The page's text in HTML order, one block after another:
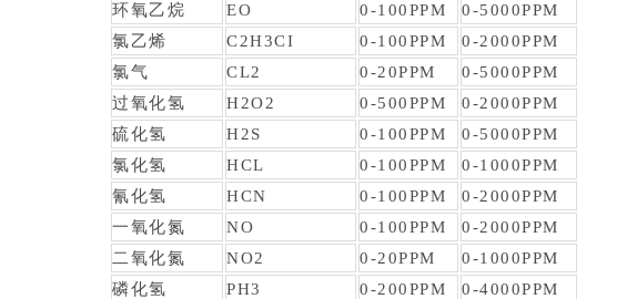
环氧乙烷
EO 0-100PPM
0-5000PPM
氯乙烯
C2H3CI 0-100PPM
0-2000PPM
氯气
CL2 0-20PPM
0-5000PPM
过氧化氢
H2O2 0-500PPM
0-2000PPM
硫化氢
H2S 0-100PPM
0-5000PPM
氯化氢
HCL 0-100PPM
0-1000PPM
氰化氢
HCN 0-100PPM
0-2000PPM
一氧化氮
NO 0-100PPM
0-2000PPM
二氧化氮
NO2 0-20PPM
0-1000PPM
磷化氢
PH3 0-200PPM
0-4000PPM